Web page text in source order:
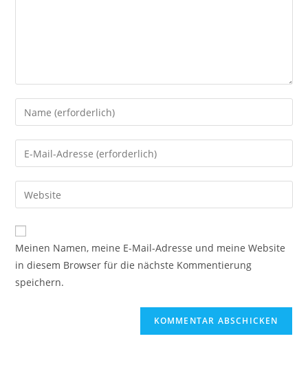
Meinen Namen, meine E-Mail-Adresse und meine Website
in diesem Browser für die nächste Kommentierung
speichern.